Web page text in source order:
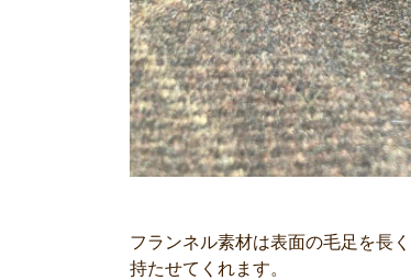
フランネル素材は表面の毛足を長
持たせてくれます。